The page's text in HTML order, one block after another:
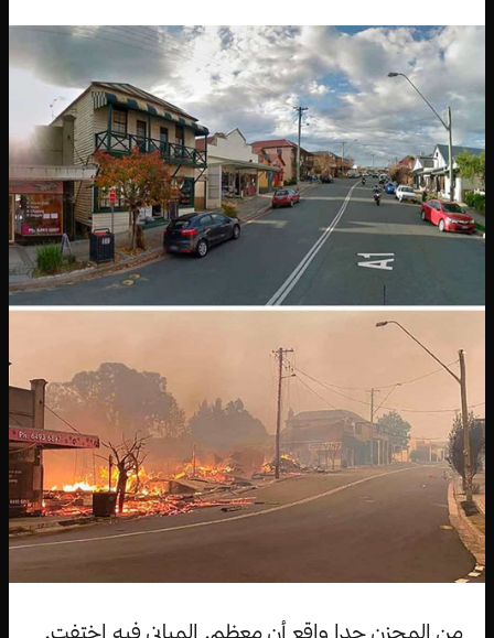
من المحزن جدا واقع أن معظم. المباني فيه اختفت.